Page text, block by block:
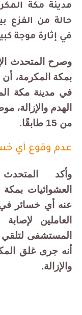
مدينة مكة
حالة من الفزع
في إثارة موجة
وصرح المتحدث
بمكة المكرمة، أن
في مدينة مكة
الهدم والإزالة،
من 15 طابقًا.
عدم وقوع أي
وأكد
العشوائيات
عنه أي خسائر في
العاملين
المستشفى لتلقي
أنه جرى غلق
والإزالة.